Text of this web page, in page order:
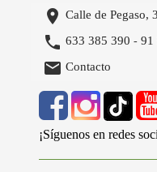
 Calle de Pegaso,
 633 385 390 -91
 Contacto
¡Síguenos en redes